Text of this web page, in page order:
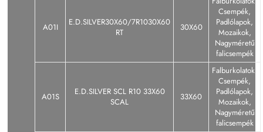
A01I
E.D.SILVER30X60/7R1030X60
RT
30X60
Csempék,
Padlólapok,
Mozaikok,
Nagyméretű
falicsempék
A01S
E.D.SILVER SCL R10 33X60
SCAL
33X60
Falburkolatok,
Csempék,
Padlólapok,
Mozaikok,
Nagyméretű
falicsempék